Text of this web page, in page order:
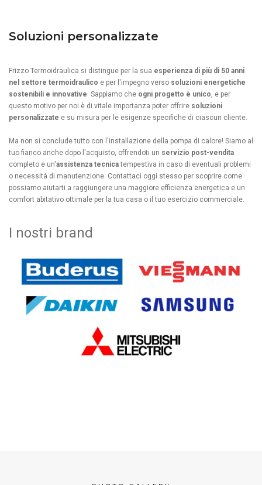
Soluzioni personalizzate
Frizzo Termoidraulica si distingue per la sua esperienza di più di 50 anni
nel settore termoidraulico e per l'impegno verso soluzioni energetiche
sostenibili e innovative . Sappiamo che ogni progetto è unico , e per
questo motivo per noi è di vitale importanza poter offrire soluzioni
personalizzate e su misura per le esigenze specifiche di ciascun cliente.
Ma non si conclude tutto con l'installazione della pompa di calore! Siamo al
tuo fianco anche dopo l'acquisto, offrendoti un servizio post-vendita
completo e un'assistenza tecnicatempestiva in caso di eventuali problemi
o necessità di manutenzione. Contattaci oggi stesso per scoprire come
possiamo aiutarti a raggiungere una maggiore efficienza energetica e un
comfort abitativo ottimale per la tua casa o il tuo esercizio commerciale.
I nostri brand